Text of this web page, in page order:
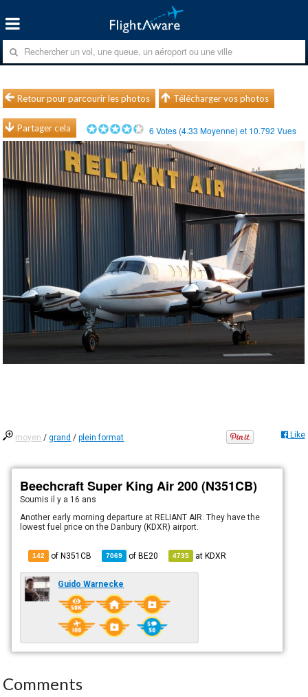
Retour pour parcourir les photos Télécharger vos photos
Partager cela 6 Votes (4.33 Moyenne) et 10.792 Vues
moyen /grand /plein format Like
Beechcraft Super King Air 200 (N351CB)
Soumisil y a 16 ans
Another early morning departure at RELIANT AIR. They have the
lowest fuel price on the Danbury (KDXR) airport.
142 of N351CB 7069 ofBE20 4735 atKDXR
Guido Warnecke
Comments